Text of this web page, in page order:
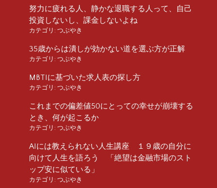
努力に疲れる人、静かな退職する人って、自己
投資しないし、課金しないよね
カテゴリ: つぶやき
35歳からは潰しが効かない道を選ぶ方が正解
カテゴリ: つぶやき
MBTIに基づいた求人表の探し方
カテゴリ: つぶやき
これまでの偏差値50にとっての幸せが崩壊する
とき、何が起こるか
カテゴリ: つぶやき
AIには教えられない人生講座 １９歳の自分に
向けて人生を語ろう 「絶望は金融市場のスト
ップ安に似ている」
カテゴリ: つぶやき